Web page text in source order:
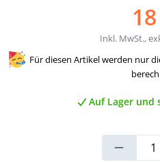
Inkl. MwSt.,
Für diesen Artikel werden nur
Auf Lager